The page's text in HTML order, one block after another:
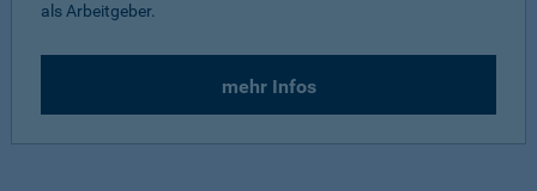
als Arbeitgeber.
mehr Infos